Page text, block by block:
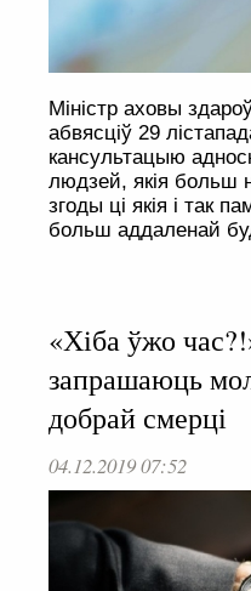
Міністр аховы
абвясціў 29
кансультацыю
людзей, якія больш
згоды ці якія і так
больш аддаленай
«Хіба ўжо
запрашаюць
добрай смерці
04.12.2019 07:52